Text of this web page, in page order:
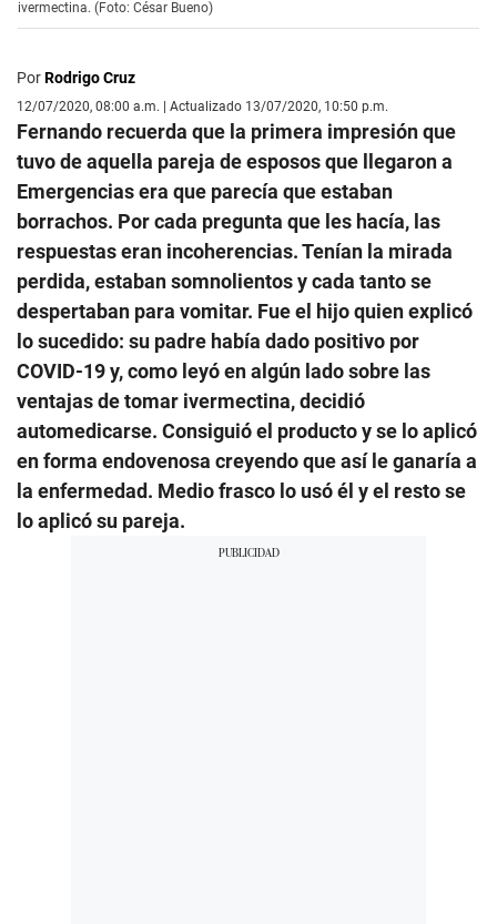
ivermectina. (Foto: César Bueno)
PorRodrigo Cruz
12/07/2020, 08:00 a.m. | Actualizado 13/07/2020, 10:50 p.m.
Fernando recuerda que la primera impresión que
tuvo de aquella pareja de esposos que llegaron a
Emergencias era que parecía que estaban
borrachos. Por cada pregunta que les hacía, las
respuestas eran incoherencias. Tenían la mirada
perdida, estaban somnolientos y cada tanto se
despertaban para vomitar. Fue el hijo quien explicó
lo sucedido: su padre había dado positivo por
COVID-19 y, como leyó en algún lado sobre las
ventajas de tomar ivermectina, decidió
automedicarse. Consiguió el producto y se lo aplicó
en forma endovenosa creyendo que así le ganaría a
la enfermedad. Medio frasco lo usó él y el resto se
lo aplicó su pareja.